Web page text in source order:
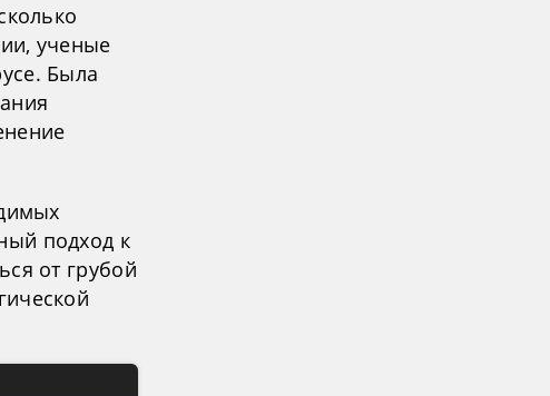
ученые
Была
подход к
от грубой